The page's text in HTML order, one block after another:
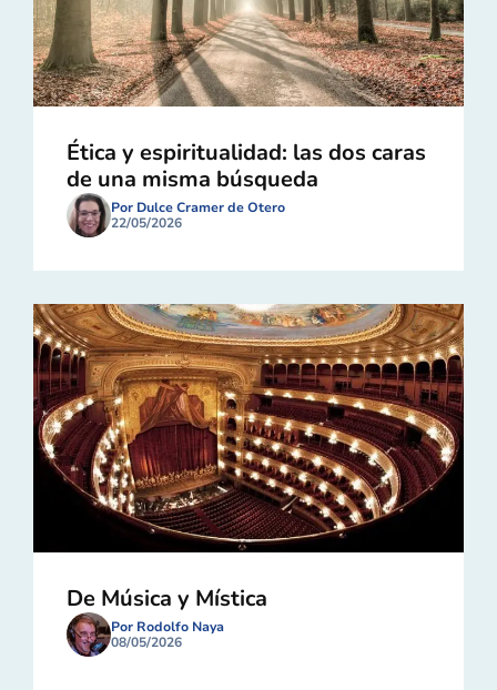
Ética y espiritualidad: las dos caras
de una misma búsqueda
Por Dulce Cramer de Otero
22/05/2026
De Música y Mística
Por Rodolfo Naya
08/05/2026